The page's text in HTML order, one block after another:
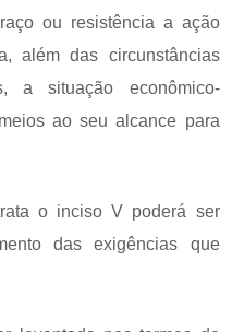
ou resistência a ação
além das circunstâncias
a situação econômico-
ao seu alcance para
o inciso V poderá ser
das exigências que